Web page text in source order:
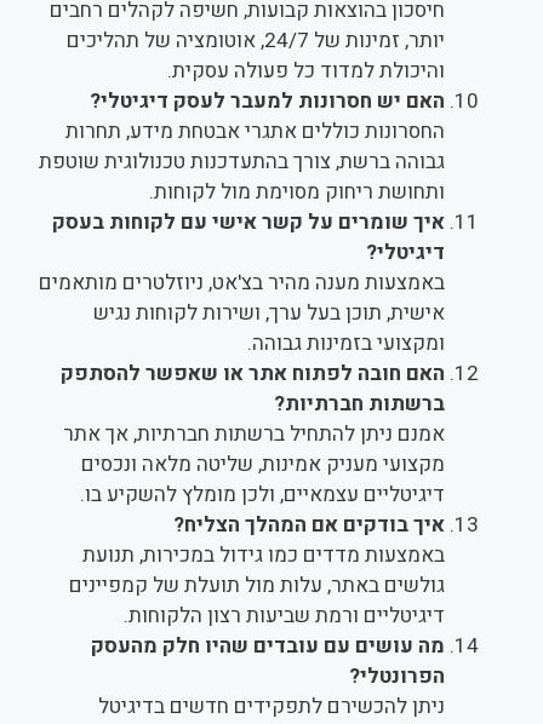
חיסכון בהוצאות קבועות, חשיפה לקהלים רחבים
יותר, זמינות של 24/7, אוטומציה של תהליכים
והיכולת למדוד כל פעולה עסקית.
האם יש חסרונות למעבר לעסק דיגיטלי?
החסרונות כוללים אתגרי אבטחת מידע, תחרות
גבוהה ברשת, צורך בהתעדכנות טכנולוגית שוטפת
ותחושת ריחוק מסוימת מול לקוחות.
איך שומרים על קשר אישי עם לקוחות בעסק
דיגיטלי?
באמצעות מענה מהיר בצ'אט, ניוזלטרים מותאמים
אישית, תוכן בעל ערך, ושירות לקוחות נגיש
ומקצועי בזמינות גבוהה.
האם חובה לפתוח אתר או שאפשר להסתפק
ברשתות חברתיות?
אמנם ניתן להתחיל ברשתות חברתיות, אך אתר
מקצועי מעניק אמינות, שליטה מלאה ונכסים
דיגיטליים עצמאיים, ולכן מומלץ להשקיע בו.
איך בודקים אם המהלך הצליח?
באמצעות מדדים כמו גידול במכירות, תנועת
גולשים באתר, עלות מול תועלת של קמפיינים
דיגיטליים ורמת שביעות רצון הלקוחות.
מה עושים עם עובדים שהיו חלק מהעסק
הפרונטלי?
ניתן להכשירם לתפקידים חדשים בדיגיטל